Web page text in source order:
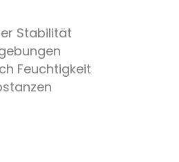
Stabilität
Feuchtigkeit